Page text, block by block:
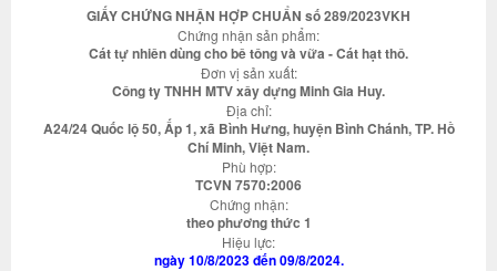
GIẤY CHỨNG NHẬN HỢP CHUẨN số 289/2023VKH
Chứng nhận sản phẩm:
Cát tự nhiên dùng cho bê tông và vữa - Cát hạt thô.
Đơn vị sản xuất:
Công ty TNHH MTV xây dựng Minh Gia Huy.
Địa chỉ:
A24/24 Quốc lộ 50, Ấp 1, xã Bình Hưng, huyện Bình Chánh, TP. Hồ
Chí Minh, Việt Nam.
Phù hợp:
TCVN 7570:2006
Chứng nhận:
theo phương thức 1
Hiệu lực:
ngày 10/8/2023 đến 09/8/2024.